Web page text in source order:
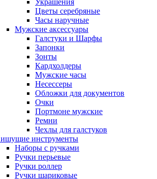
Украшения
Цветы серебряные
Часы наручные
Мужские аксессуары
Галстуки и Шарфы
Запонки
Зонты
Кардхолдеры
Мужские часы
Несессеры
Обложки для документов
Очки
Портмоне мужские
Ремни
Чехлы для галстуков
инструменты
Наборы с ручками
Ручки перьевые
Ручки роллер
Ручки шариковые